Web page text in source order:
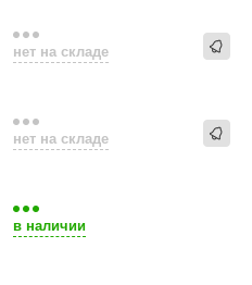
нет на складе
нет на складе
в наличии